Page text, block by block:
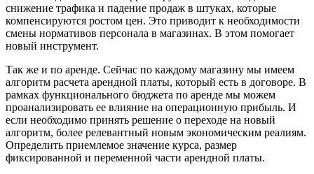
снижение трафика и падение продаж в штуках, которые
компенсируются ростом цен. Это приводит к необходимости
смены нормативов персонала в магазинах. В этом помогает
новый инструмент.
Так же и по аренде. Сейчас по каждому магазину мы имеем
алгоритм расчета арендной платы, который есть в договоре. В
рамках функционального бюджета по аренде мы можем
проанализировать ее влияние на операционную прибыль. И
если необходимо принять решение о переходе на новый
алгоритм, более релевантный новым экономическим реалиям.
Определить приемлемое значение курса, размер
фиксированной и переменной части арендной платы.